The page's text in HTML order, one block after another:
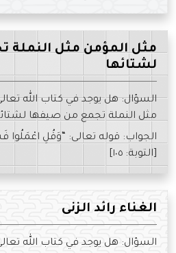
مثل المؤمن مثل
لشتائها
السؤال: هل يوجد في كتاب الله
مثل النملة تجمع من صيفها
الجواب: قوله تعالى: “وَقُلِ اعْمَلُوا
[التوبة: ١٠٥]
الغناء رائد الزنى
السؤال: هل يوجد في كتاب الله